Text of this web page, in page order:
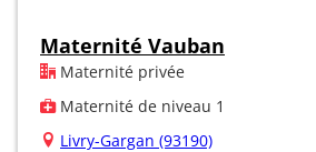
Maternité Vauban
Maternité privée
Maternité de niveau 1
Livry-Gargan (93190)